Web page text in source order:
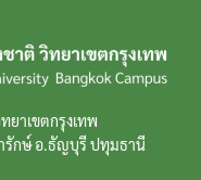
ยาเขตกรุงเทพ
รักษ์ อ.ธัญบุรี ปทุมธานี